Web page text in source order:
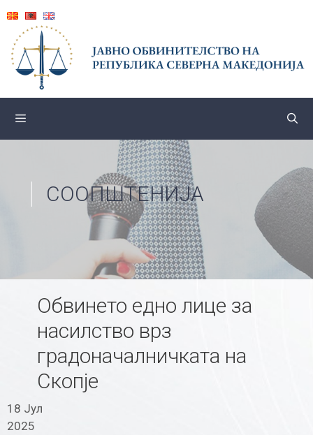
content
СООПШТЕНИЈА
Обвинето едно лице за
насилство врз
градоначалничката на
Скопје
18 Јул
2025